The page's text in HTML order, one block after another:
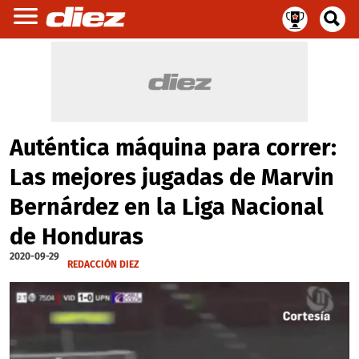
Auténtica máquina para correr:
Las mejores jugadas de Marvin
Bernárdez en la Liga Nacional
de Honduras
2020-09-29
REDACCIÓN DIEZ